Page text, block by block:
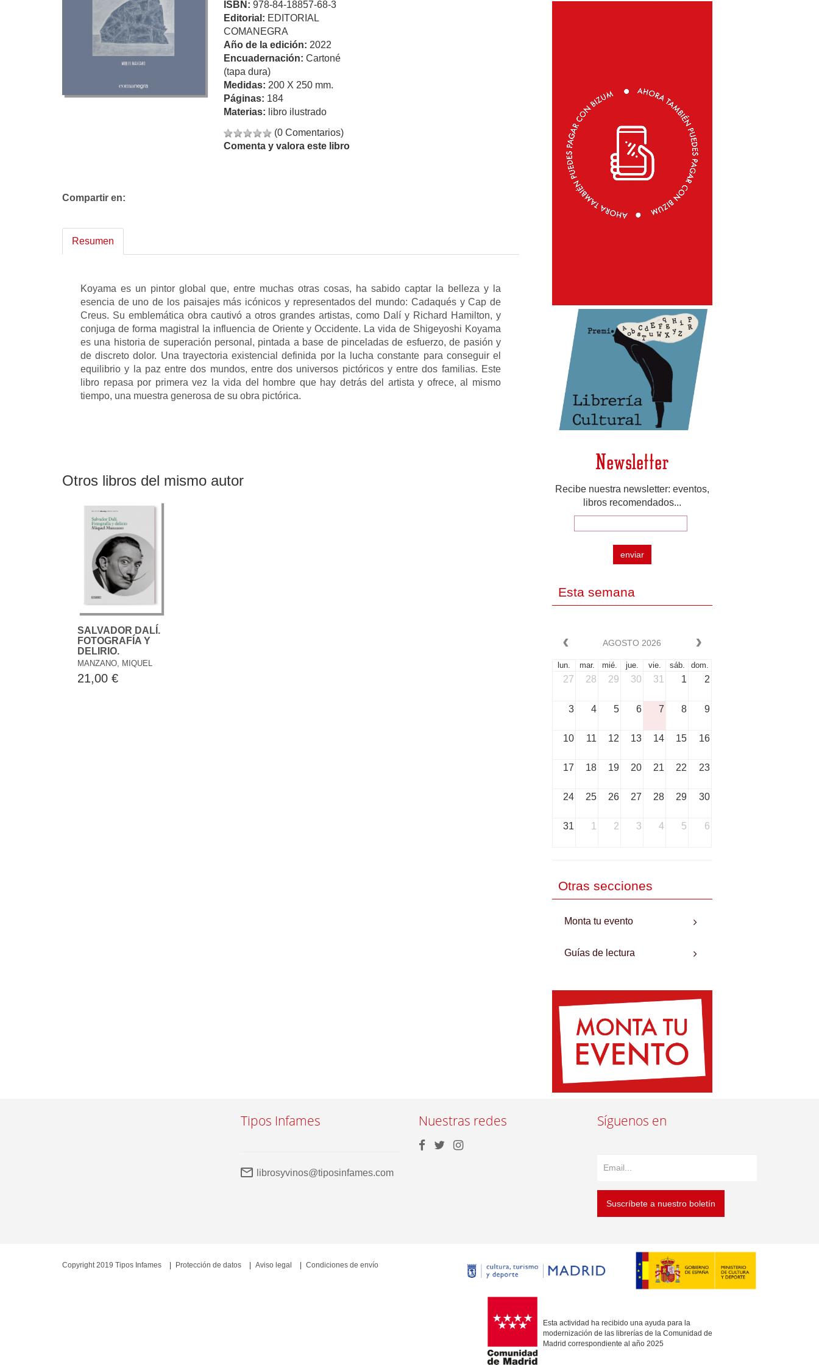
ISBN: 978-84-18857-68-3
Editorial: EDITORIAL
COMANEGRA
Año de la edición: 2022
Encuadernación: Cartoné
(tapa dura)
Medidas: 200 X 250 mm.
Páginas: 184
Materias: libro ilustrado
(0 Comentarios)
Comenta y valora este libro
Compartir en:
Resumen
Koyama es un pintor global que, entre muchas otras cosas, ha sabido captar la belleza y la
esencia de uno de los paisajes más icónicos y representados del mundo: Cadaqués y Cap de
Creus. Su emblemática obra cautivó a otros grandes artistas, como Dalí y Richard Hamilton, y
conjuga de forma magistral la influencia de Oriente y Occidente. La vida de Shigeyoshi Koyama
es una historia de superación personal, pintada a base de pinceladas de esfuerzo, de pasión y
de discreto dolor. Una trayectoria existencial definida por la lucha constante para conseguir el
equilibrio y la paz entre dos mundos, entre dos universos pictóricos y entre dos familias. Este
libro repasa por primera vez la vida del hombre que hay detrás del artista y ofrece, al mismo
tiempo, una muestra generosa de su obra pictórica.
Otros libros del mismo autor
SALVADOR DALÍ.
FOTOGRAFÍA Y
DELIRIO.
MANZANO, MIQUEL
21,00 €
Newsletter
Recibe nuestra newsletter: eventos,
libros recomendados...
enviar
Esta semana
AGOSTO 2026
lun. mar. mié. jue. vie. sáb. dom.
27 28 29 30 31 1 2
3 4 5 6 7 8 9
10 11 12 13 14 15 16
17 18 19 20 21 22 23
24 25 26 27 28 29 30
31 1 2 3 4 5 6
Otras secciones
Monta tu evento
Guías de lectura
Tipos Infames
librosyvinos@tiposinfames.com
Nuestras redes Síguenos en
Suscríbete a nuestro boletín
Esta actividad ha recibido una ayuda para la
modernización de las librerías de la Comunidad de
Madrid correspondiente al año 2025
Copyright 2019 Tipos Infames Protección de datos Aviso legal Condiciones de envío